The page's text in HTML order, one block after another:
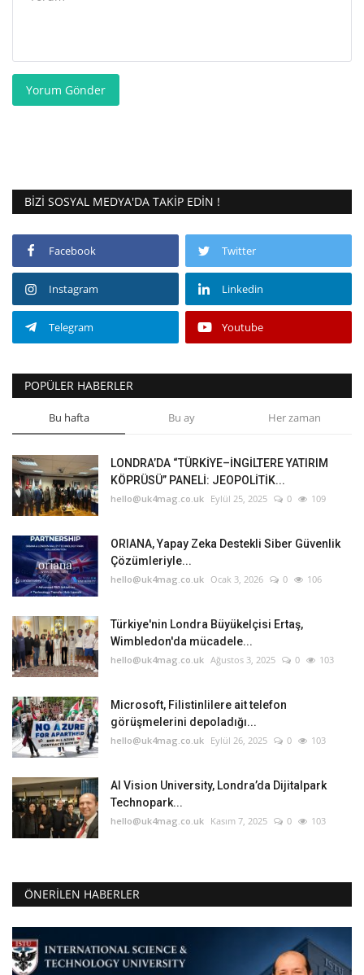
Yorum Gönder
BIZI SOSYAL MEDYA'DA TAKIP EDIN !
Facebook Twitter
Instagram Linkedin
Telegram Youtube
POPÜLER HABERLER
Bu hafta Bu ay Her zaman
LONDRA’DA “TÜRKİYE–İNGİLTERE YATIRIM
KÖPRÜSÜ” PANELİ: JEOPOLİTİK...
hello@uk4mag.co.uk Eylül 25, 2025 0 109
ORIANA, Yapay Zeka Destekli Siber Güvenlik
Çözümleriyle...
hello@uk4mag.co.uk Ocak 3, 2026 0 106
Türkiye'nin Londra Büyükelçisi Ertaş,
Wimbledon'da mücadele...
hello@uk4mag.co.uk Ağustos 3, 2025 0 103
Microsoft, Filistinlilere ait telefon
görüşmelerini depoladığı...
hello@uk4mag.co.uk Eylül 26, 2025 0 103
AI Vision University, Londra’da Dijitalpark
Technopark...
hello@uk4mag.co.uk Kasım 7, 2025 0 103
ÖNERILEN HABERLER